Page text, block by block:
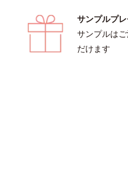
サンプルプ
サンプルは
だけます